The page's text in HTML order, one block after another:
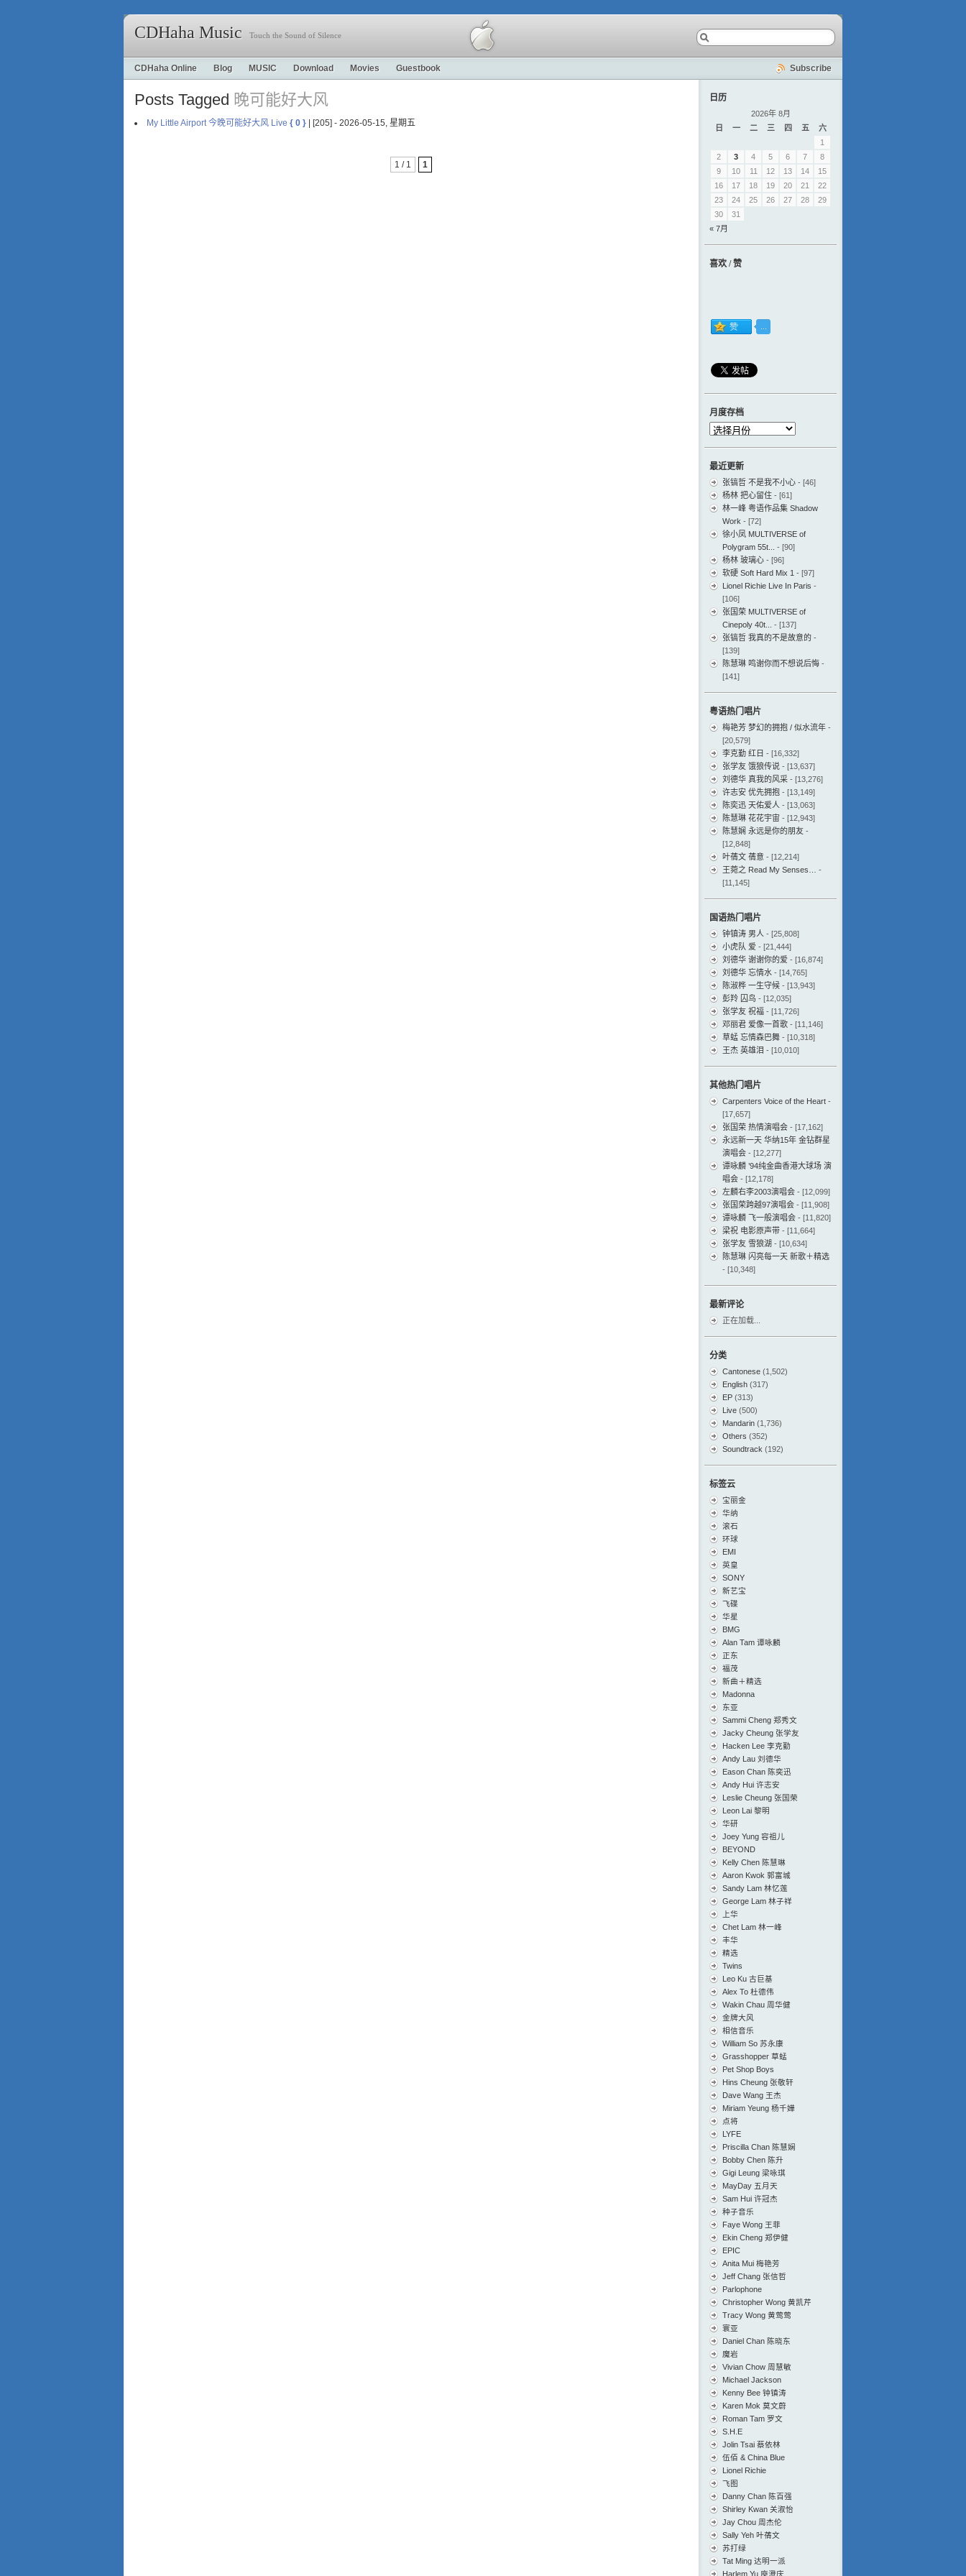
CDHaha Music Touch the Sound of Silence
CDHaha Online Blog MUSIC Download Movies Guestbook Subscribe
Posts Tagged 晚可能好大风
My Little Airport 今晚可能好大风 Live { 0 } | [205] - 2026-05-15, 星期五
1 / 1 1
日历
2026年 8月
日
一 二 三 四 五
六
1
2
3 4 5 6 7
8
9
10 11 12 13 14
15
16
17 18 19 20 21
22
23
24 25 26 27 28
29
30
31
« 7月
喜欢 / 赞
月度存档
月
档
最近更新
张镐哲 不是我不小心 - [46]
杨林 把心留住 - [61]
林一峰 粤语作品集 Shadow
Work - [72]
徐小凤 MULTIVERSE of
Polygram 55t...
- [90]
杨林 玻璃心 - [96]
软硬 Soft Hard Mix 1 - [97]
Lionel Richie Live In Paris -
[106]
张国荣 MULTIVERSE of
Cinepoly 40t...
- [137]
张镐哲 我真的不是故意的 -
[139]
陈慧琳 鸣谢你而不想说后悔 -
[141]
粤语热门唱片
梅艳芳 梦幻的拥抱 / 似水流年 -
[20,579]
李克勤 红日 - [16,332]
张学友 饿狼传说 - [13,637]
刘德华 真我的风采 - [13,276]
许志安 优先拥抱 - [13,149]
陈奕迅 天佑爱人 - [13,063]
陈慧琳 花花宇宙 - [12,943]
陈慧娴 永远是你的朋友 -
[12,848]
叶蒨文 蒨意 - [12,214]
王菀之 Read My Senses…
-
[11,145]
国语热门唱片
钟镇涛 男人 - [25,808]
小虎队 爱 - [21,444]
刘德华 谢谢你的爱 - [16,874]
刘德华 忘情水 - [14,765]
陈淑桦 一生守候 - [13,943]
彭羚 囚鸟 - [12,035]
张学友 祝福 - [11,726]
邓丽君 爱像一首歌 - [11,146]
草蜢 忘情森巴舞 - [10,318]
王杰 英雄泪 - [10,010]
其他热门唱片
Carpenters Voice of the Heart -
[17,657]
张国荣 热情演唱会 - [17,162]
永远新一天 华纳15年 金钻群星
演唱会 - [12,277]
谭咏麟 ’94纯金曲香港大球场 演
唱会 - [12,178]
左麟右李2003演唱会 - [12,099]
张国荣跨越97演唱会 - [11,908]
谭咏麟 飞一般演唱会 - [11,820]
梁祝 电影原声带 - [11,664]
张学友 雪狼湖 - [10,634]
陈慧琳 闪亮每一天 新歌＋精选
- [10,348]
最新评论
正在加载...
分类
Cantonese (1,502)
English (317)
EP (313)
Live (500)
Mandarin (1,736)
Others (352)
Soundtrack (192)
标签云
宝丽金
华纳
滚石
环球
EMI
英皇
SONY
新艺宝
飞碟
华星
BMG
Alan Tam 谭咏麟
正东
福茂
新曲＋精选
Madonna
东亚
Sammi Cheng 郑秀文
Jacky Cheung 张学友
Hacken Lee 李克勤
Andy Lau 刘德华
Eason Chan 陈奕迅
Andy Hui 许志安
Leslie Cheung 张国荣
Leon Lai 黎明
华研
Joey Yung 容祖儿
BEYOND
Kelly Chen 陈慧琳
Aaron Kwok 郭富城
Sandy Lam 林忆莲
George Lam 林子祥
上华
Chet Lam 林一峰
丰华
精选
Twins
Leo Ku 古巨基
Alex To 杜德伟
Wakin Chau 周华健
金牌大风
相信音乐
William So 苏永康
Grasshopper 草蜢
Pet Shop Boys
Hins Cheung 张敬轩
Dave Wang 王杰
Miriam Yeung 杨千嬅
点将
LYFE
Priscilla Chan 陈慧娴
Bobby Chen 陈升
Gigi Leung 梁咏琪
MayDay 五月天
Sam Hui 许冠杰
种子音乐
Faye Wong 王菲
Ekin Cheng 郑伊健
EPIC
Anita Mui 梅艳芳
Jeff Chang 张信哲
Parlophone
Christopher Wong 黄凯芹
Tracy Wong 黄莺莺
寰亚
Daniel Chan 陈晓东
魔岩
Vivian Chow 周慧敏
Michael Jackson
Kenny Bee 钟镇涛
Karen Mok 莫文蔚
Roman Tam 罗文
S.H.E
Jolin Tsai 蔡依林
伍佰 & China Blue
Lionel Richie
飞图
Danny Chan 陈百强
Shirley Kwan 关淑怡
Jay Chou 周杰伦
Sally Yeh 叶蒨文
苏打绿
Tat Ming 达明一派
Harlem Yu 庾澄庆